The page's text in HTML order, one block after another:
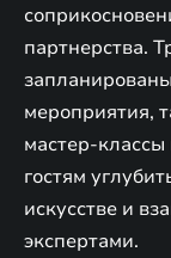
партнерства.
мероприятия,
мастер-
гостям
искусстве и
экспертами.